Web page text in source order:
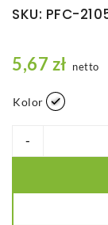
SKU: PFC-
5,67 zł netto
Kolor
-
Linijka